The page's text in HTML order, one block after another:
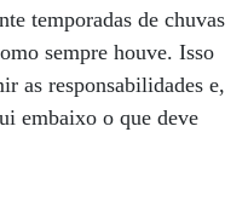
temporadas de chuvas
sempre houve. Isso
as responsabilidades e,
embaixo o que deve